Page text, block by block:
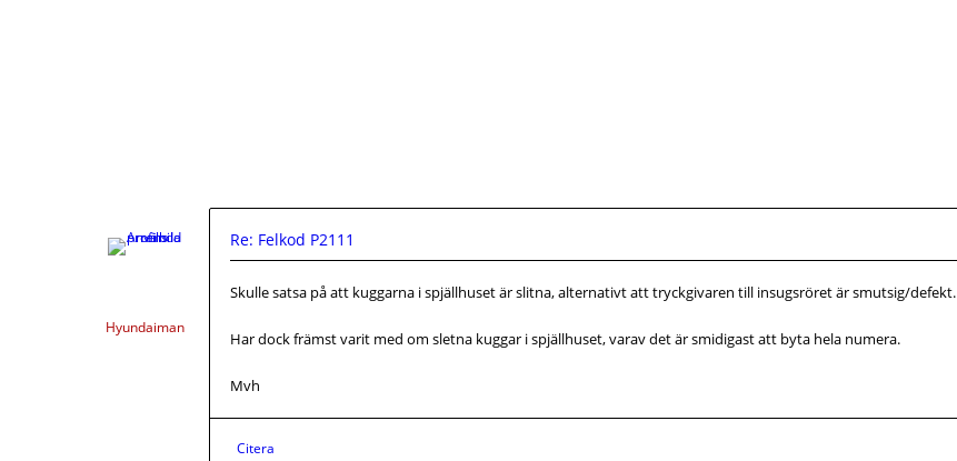
Hyundaiman
Re: Felkod P2111
Skulle satsa på att kuggarna i spjällhuset är slitna, alternativt att tryckgivaren till insugsröret är smutsig/defekt.
Har dock främst varit med om sletna kuggar i spjällhuset, varav det är smidigast att byta hela numera.
Mvh
Citera